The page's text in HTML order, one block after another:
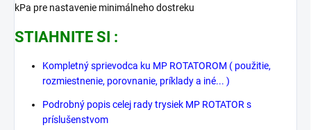
kPa pre nastavenie minimálneho dostreku
STIAHNITE SI :
Kompletný sprievodca ku MP ROTATOROM ( použitie,
rozmiestnenie, porovnanie, príklady a iné... )
Podrobný popis celej rady trysiek MP ROTATOR s
príslušenstvom